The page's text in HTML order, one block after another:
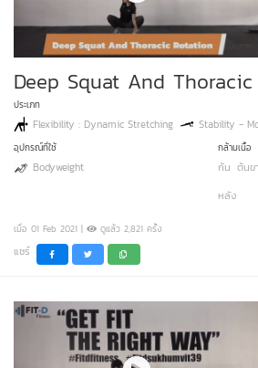
Deep Squat And
ประเภท
Flexibility : Dynamic Stretching Stability -
อุปกรณ์ที่ใช้
Bodyweight
กล้ามเนื้อ
ก้น ต้นข
หลัง
เมื่อ 01 Feb 2021 | ดูแล้ว 2,821 ครั้ง
แชร์